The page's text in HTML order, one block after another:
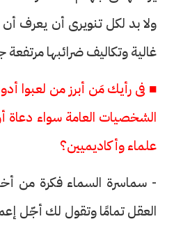
ولا بد لكل تنويرى أن يعرف أن
غالية وتكاليف ضرائبها مرتفعة
■ فى رأيك مَن أبرز من لعبوا
الشخصيات العامة سواء دعاة
علماء وأكاديميين؟
- سماسرة السماء فكرة من
العقل تمامًا وتقول لك أجّل